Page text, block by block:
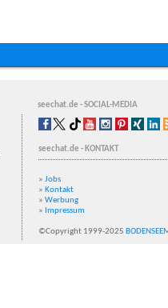
seechat.de - SOCIAL-MEDIA
seechat.de - KONTAKT
» Jobs
» Kontakt
» Werbung
» Impressum
©Copyright 1999-2025